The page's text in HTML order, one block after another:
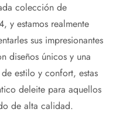
colección de
y estamos realmente
sus impresionantes
diseños únicos y una
estilo y confort, estas
deleite para aquellos
de alta calidad.